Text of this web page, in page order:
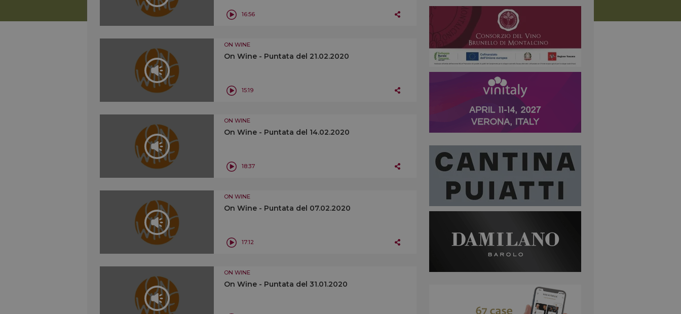
16:56
ON WINE
On Wine - Puntata del 21.02.2020
15:19
ON WINE
On Wine - Puntata del 14.02.2020
18:37
ON WINE
On Wine - Puntata del 07.02.2020
17:12
ON WINE
On Wine - Puntata del 31.01.2020